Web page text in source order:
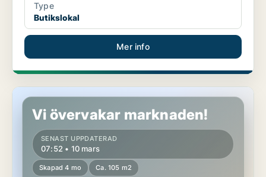
Type
Butikslokal
Mer info
Butikslokal på Södermalm
Vi övervakar marknaden!
SENAST UPPDATERAD
07:52 • 10 mars
Skapad 4 mo Ca. 105 m2